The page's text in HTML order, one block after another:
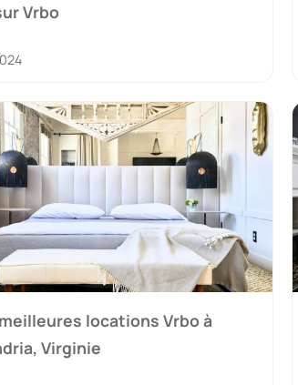
Vrbo
meilleures locations Vrbo à
Virginie